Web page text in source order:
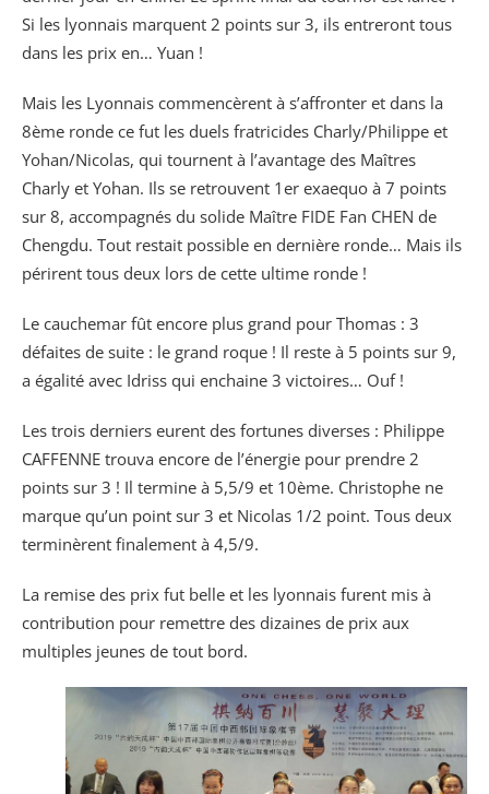
Si les lyonnais marquent 2 points sur 3, ils entreront tous
dans les prix en… Yuan !
Mais les Lyonnais commencèrent à s’affronter et dans la
8ème ronde ce fut les duels fratricides Charly/Philippe et
Yohan/Nicolas, qui tournent à l’avantage des Maîtres
Charly et Yohan. Ils se retrouvent 1er exaequo à 7 points
sur 8, accompagnés du solide Maître FIDE Fan CHEN de
Chengdu. Tout restait possible en dernière ronde… Mais ils
périrent tous deux lors de cette ultime ronde !
Le cauchemar fût encore plus grand pour Thomas : 3
défaites de suite : le grand roque ! Il reste à 5 points sur 9,
a égalité avec Idriss qui enchaine 3 victoires… Ouf !
Les trois derniers eurent des fortunes diverses : Philippe
CAFFENNE trouva encore de l’énergie pour prendre 2
points sur 3 ! Il termine à 5,5/9 et 10ème. Christophe ne
marque qu’un point sur 3 et Nicolas 1/2 point. Tous deux
terminèrent finalement à 4,5/9.
La remise des prix fut belle et les lyonnais furent mis à
contribution pour remettre des dizaines de prix aux
multiples jeunes de tout bord.